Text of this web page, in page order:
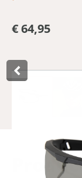
€ 64,95